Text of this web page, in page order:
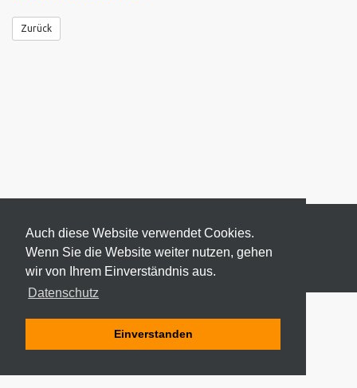
Auch diese Website verwendet Cookies.
Wenn Sie die Website weiter nutzen, gehen
wir von Ihrem Einverständnis aus.
Datenschutz
Einverstanden
Zurück
© 2026 ODEKI - ALLE RECHTE VORBEHALTEN